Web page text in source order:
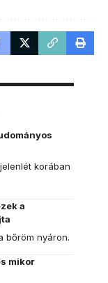
korában
a
bőröm nyáron.
mikor